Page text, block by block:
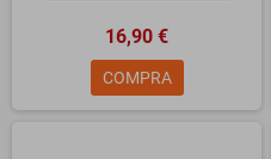
16,90 €
COMPRA